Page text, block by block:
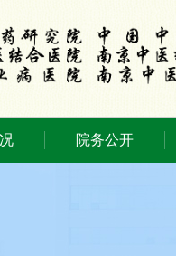
院务公开